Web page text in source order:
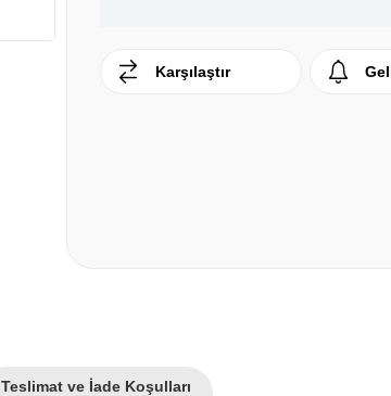
Karşılaştır
Teslimat ve İade Koşulları